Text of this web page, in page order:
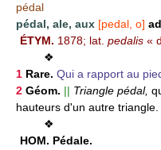
pédal
pédal, ale, aux [pedal, o]
ÉTYM. 1878; lat. pedalis «
❖
1 Rare. Qui a rapport au
2 Géom. || Triangle pédal,
hauteurs d'un autre triangle.
❖
HOM. Pédale.